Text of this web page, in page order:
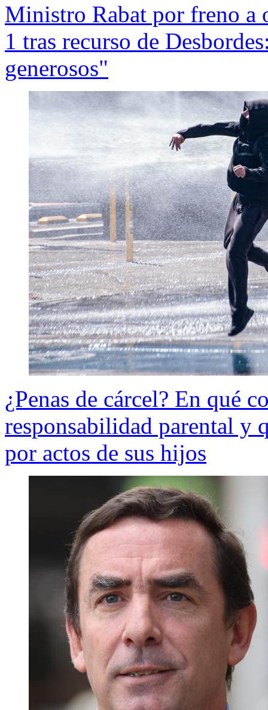
Ministro Rabat por freno a
1 tras recurso de
generosos"
¿Penas de cárcel? En qué
responsabilidad parental y
por actos de sus hijos